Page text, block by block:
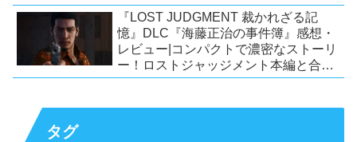
【Switch/PS4/Steam】
『LOST JUDGMENT 裁かれざる記
憶』DLC『海藤正治の事件簿』感想・
レビュー|コンパクトで濃密なストーリ
ー！ロストジャッジメント本編と合わ
せておすすめの満足度の高いDLC！
タグ